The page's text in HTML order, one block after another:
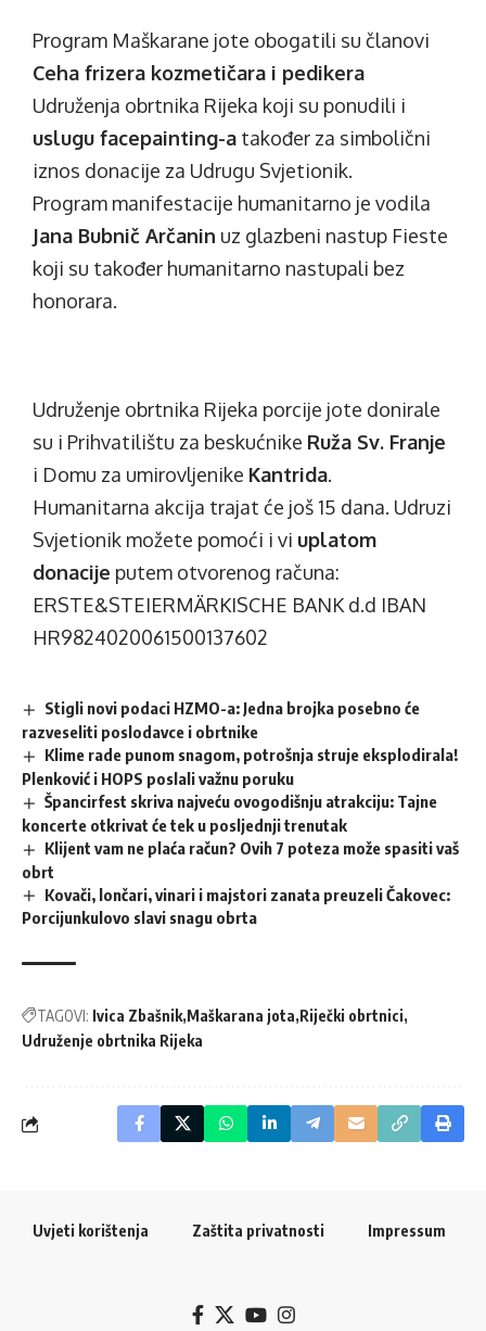
Program Maškarane jote obogatili su članovi
Ceha frizera kozmetičara i pedikera
Udruženja obrtnika Rijeka koji su ponudili i
uslugu facepainting-a također za simbolični
iznos donacije za Udrugu Svjetionik.
Program manifestacije humanitarno je vodila
Jana Bubnič Arčanin uz glazbeni nastup Fieste
koji su također humanitarno nastupali bez
honorara.
Udruženje obrtnika Rijeka porcije jote donirale
su i Prihvatilištu za beskućnike Ruža Sv. Franje
i Domu za umirovljenike Kantrida.
Humanitarna akcija trajat će još 15 dana. Udruzi
Svjetionik možete pomoći i vi uplatom
donacije putem otvorenog računa:
ERSTE&STEIERMÄRKISCHE BANK d.d IBAN
HR9824020061500137602
Stigli novi podaci HZMO-a: Jedna brojka posebno će
razveseliti poslodavce i obrtnike
Klime rade punom snagom, potrošnja struje eksplodirala!
Plenković i HOPS poslali važnu poruku
Špancirfest skriva najveću ovogodišnju atrakciju: Tajne
koncerte otkrivat će tek u posljednji trenutak
Klijent vam ne plaća račun? Ovih 7 poteza može spasiti vaš
obrt
Kovači, lončari, vinari i majstori zanata preuzeli Čakovec:
Porcijunkulovo slavi snagu obrta
TAGOVI: Ivica Zbašnik Maškarana jota Riječki obrtnici
Udruženje obrtnika Rijeka
Uvjeti korištenja Zaštita privatnosti Impressum